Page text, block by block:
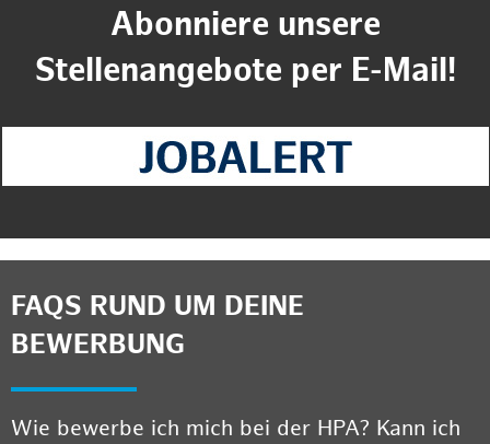
Abonniere unsere
Stellenangebote per E-Mail!
FAQS RUND UM DEINE
BEWERBUNG
Wie bewerbe ich mich bei der HPA? Kann ich